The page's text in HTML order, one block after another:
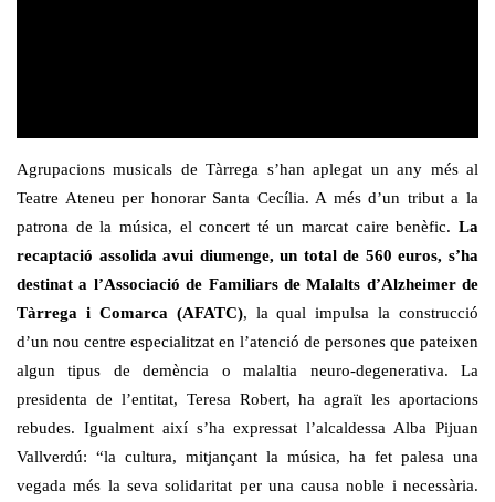
Agrupacions musicals de Tàrrega s’han aplegat un any més al
Teatre Ateneu per honorar Santa Cecília. A més d’un tribut a la
patrona de la música, el concert té un marcat caire benèfic. La
recaptació assolida avui diumenge, un total de 560 euros, s’ha
destinat a l’Associació de Familiars de Malalts d’Alzheimer de
Tàrrega i Comarca (AFATC), la qual impulsa la construcció
d’un nou centre especialitzat en l’atenció de persones que pateixen
algun tipus de demència o malaltia neuro-degenerativa. La
presidenta de l’entitat, Teresa Robert, ha agraït les aportacions
rebudes. Igualment així s’ha expressat l’alcaldessa Alba Pijuan
Vallverdú: “la cultura, mitjançant la música, ha fet palesa una
vegada més la seva solidaritat per una causa noble i necessària.